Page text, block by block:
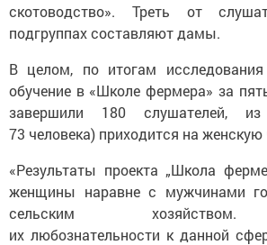
скотоводство». Треть от
подгруппах составляют дамы.
В целом, по итогам исследования
обучение в «Школе фермера» за
завершили 180 слушателей,
73 человека) приходится на женскую
«Результаты проекта „Школа
женщины наравне с мужчинами
сельским хозяйством.
их любознательности к данной